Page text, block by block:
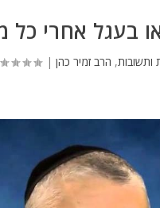
בעגל אחרי כל
ותשובות, הרב זמיר כהן |